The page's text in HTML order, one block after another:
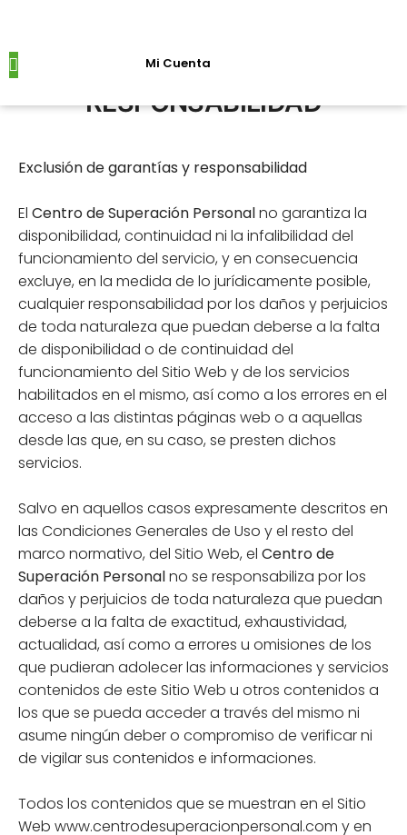
Mi Cuenta
DESCARGO DE
RESPONSABILIDAD
Exclusión de garantías y responsabilidad
El Centro de Superación Personalno garantiza la
disponibilidad, continuidad ni la infalibilidad del
funcionamiento del servicio, y en consecuencia
excluye, en la medida de lo jurídicamente posible,
cualquier responsabilidad por los daños y perjuicios
de toda naturaleza que puedan deberse a la falta
de disponibilidad o de continuidad del
funcionamiento del Sitio Web y de los servicios
habilitados en el mismo, así como a los errores en el
acceso a las distintas páginas web o a aquellas
desde las que, en su caso, se presten dichos
servicios.
Salvo en aquellos casos expresamente descritos en
las Condiciones Generales de Uso y el resto del
marco normativo, del Sitio Web, el Centro de
Superación Personalno se responsabiliza por los
daños y perjuicios de toda naturaleza que puedan
deberse a la falta de exactitud, exhaustividad,
actualidad, así como a errores u omisiones de los
que pudieran adolecer las informaciones y servicios
contenidos de este Sitio Web u otros contenidos a
los que se pueda acceder a través del mismo ni
asume ningún deber o compromiso de verificar ni
de vigilar sus contenidos e informaciones.
Todos los contenidos que se muestran en el Sitio
Web www.centrodesuperacionpersonal.com y en